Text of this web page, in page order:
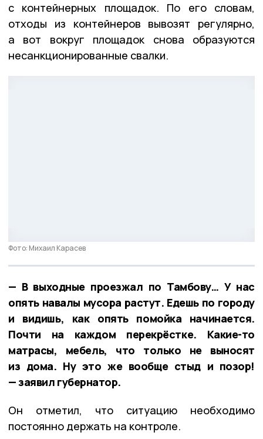
с контейнерных площадок. По его словам,
отходы из контейнеров вывозят регулярно,
а вот вокруг площадок снова образуются
несанкционированные свалки.
Фото: Михаил Карасев
— В выходные проезжал по Тамбову… У нас
опять навалы мусора растут. Едешь по городу
и видишь, как опять помойка начинается.
Почти на каждом перекрёстке. Какие-то
матрасы, мебель, что только не выносят
из дома. Ну это же вообще стыд и позор!
— заявил губернатор.
Он отметил, что ситуацию необходимо
постоянно держать на контроле.